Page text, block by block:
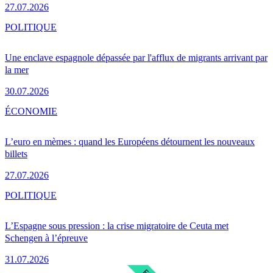
27.07.2026
Une enclave espagnole dépassée par l'afflux de migrants arrivant par
la mer
30.07.2026
POLITIQUE
L’euro en mèmes : quand les Européens détournent les nouveaux
billets
27.07.2026
ÉCONOMIE
L’Espagne sous pression : la crise migratoire de Ceuta met
Schengen à l’épreuve
31.07.2026
POLITIQUE